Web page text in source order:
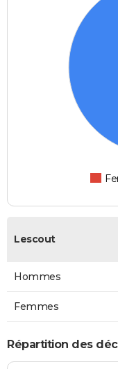
Lescout
Hommes
Femmes
Répartition des